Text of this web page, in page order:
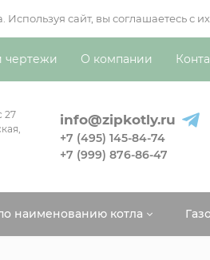
сайт, вы
чертежи О компании
27
info@zipkotly.ru
+7 (495) 145-84-74
+7 (999) 876-86-47
наименованию котла